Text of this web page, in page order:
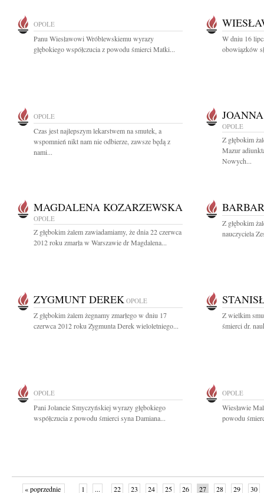
OPOLE
Panu Wiesławowi Wróblewskiemu wyrazy
głębokiego współczucia z powodu śmierci Matki...
W dniu 16
obowiązków
OPOLE
Czas jest najlepszym lekarstwem na smutek, a
wspomnień nikt nam nie odbierze, zawsze będą z
nami...
OPOLE
Z głębokim
Mazur
Nowych...
MAGDALENA KOZARZEWSKA
OPOLE
Z głębokim żalem zawiadamiamy, że dnia 22 czerwca
2012 roku zmarła w Warszawie dr Magdalena...
Z głębokim
nauczyciela
ZYGMUNT DEREK OPOLE
Z głębokim żalem żegnamy zmarłego w dniu 17
czerwca 2012 roku Zygmunta Derek wieloletniego...
Z wielkim
śmierci dr.
OPOLE
Pani Jolancie Smyczyńskiej wyrazy głębokiego
współczucia z powodu śmierci syna Damiana...
OPOLE
Wiesławie
powodu
« poprzednie 1 ... 22 23 24 25 26 27 28 29 30